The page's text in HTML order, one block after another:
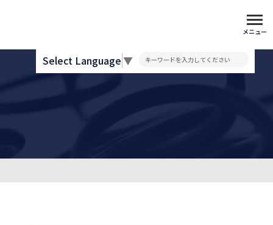
メニュー
Select Language▼